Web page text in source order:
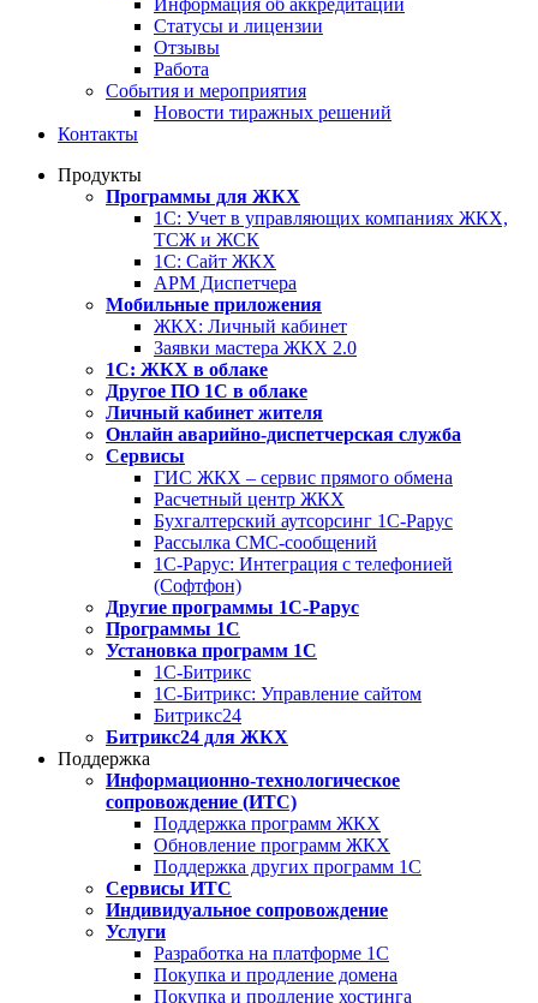
Статусы и лицензии
Отзывы
Работа
События и мероприятия
Новости тиражных решений
Контакты
Продукты
Программы для ЖКХ
1С: Учет в управляющих компаниях ЖКХ,
ТСЖ и ЖСК
1С: Сайт ЖКХ
АРМ Диспетчера
Мобильные приложения
ЖКХ: Личный кабинет
Заявки мастера ЖКХ 2.0
1С: ЖКХ в облаке
Другое ПО 1С в облаке
Личный кабинет жителя
Онлайн аварийно-диспетчерская служба
Сервисы
ГИС ЖКХ – сервис прямого обмена
Расчетный центр ЖКХ
Бухгалтерский аутсорсинг 1С-Рарус
Рассылка СМС-сообщений
1С-Рарус: Интеграция с телефонией
(Софтфон)
Другие программы 1С-Рарус
Программы 1С
Установка программ 1С
1С-Битрикс
1С-Битрикс: Управление сайтом
Битрикс24
Битрикс24 для ЖКХ
Поддержка
Информационно-технологическое
сопровождение (ИТС)
Поддержка программ ЖКХ
Обновление программ ЖКХ
Поддержка других программ 1С
Сервисы ИТС
Индивидуальное сопровождение
Услуги
Разработка на платформе 1С
Покупка и продление домена
Покупка и продление хостинга